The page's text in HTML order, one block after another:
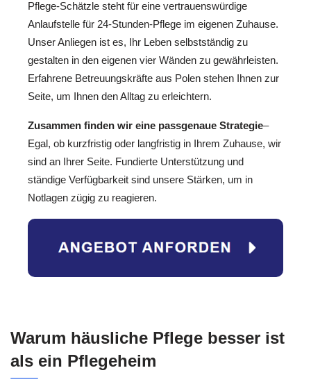
Pflege-Schätzle steht für eine vertrauenswürdige
Anlaufstelle für 24-Stunden-Pflege im eigenen Zuhause.
Unser Anliegen ist es, Ihr Leben selbstständig zu
gestalten in den eigenen vier Wänden zu gewährleisten.
Erfahrene Betreuungskräfte aus Polen stehen Ihnen zur
Seite, um Ihnen den Alltag zu erleichtern.
Zusammen finden wir eine passgenaue Strategie–
Egal, ob kurzfristig oder langfristig in Ihrem Zuhause, wir
sind an Ihrer Seite. Fundierte Unterstützung und
ständige Verfügbarkeit sind unsere Stärken, um in
Notlagen zügig zu reagieren.
Warum häusliche Pflege besser ist
als ein Pflegeheim